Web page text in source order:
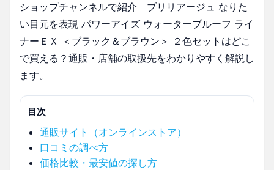
ショップチャンネルで紹介 ブリリアージュ なりた
い目元を表現 パワーアイズ ウォータープルーフ ライ
ナーＥＸ ＜ブラック＆ブラウン＞ ２色セットはどこ
で買える？通販・店舗の取扱先をわかりやすく解説し
ます。
目次
通販サイト（オンラインストア）
口コミの調べ方
価格比較・最安値の探し方